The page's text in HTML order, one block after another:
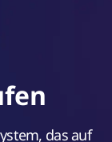
das auf